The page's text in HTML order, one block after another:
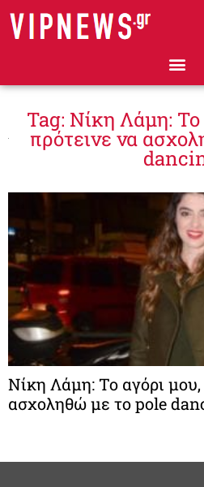
Tag: Νίκη Λάμη: Το
πρότεινε να
Νίκη Λάμη: Το αγόρι
ασχοληθώ με το pole